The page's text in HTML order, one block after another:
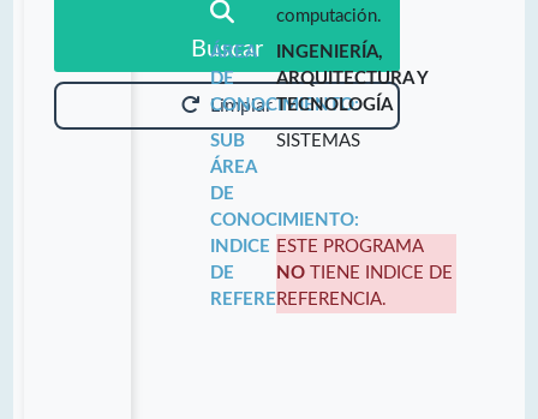
Buscar
Limpiar
computación.
ÁREA
DE
CONOCIMIENTO:
INGENIERÍA,
ARQUITECTURA Y
TECNOLOGÍA
SUB
ÁREA
DE
CONOCIMIENTO:
SISTEMAS
INDICE
DE
REFERENCIA:
ESTE PROGRAMA
NO TIENE INDICE DE
REFERENCIA.